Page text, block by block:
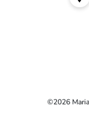
©2026